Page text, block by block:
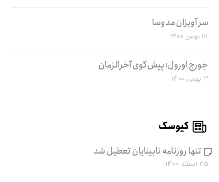
سر آویزان مدوسا
۱۸ بهمن ۱۴۰۰
جورج اورول؛ پیش‌گوی آخرالزمان
۳ بهمن ۱۴۰۰
کیوسک
تنها روزنامه نابینایان تعطیل شد
۲۵ اسفند ۱۴۰۰